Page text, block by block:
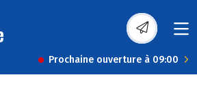
Prochaine ouverture à 09:00